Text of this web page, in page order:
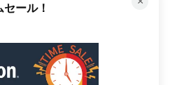
×
効活用